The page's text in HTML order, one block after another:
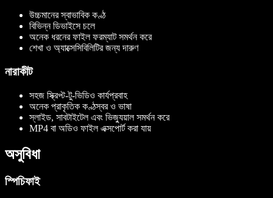
উচ্চমানের স্বাভাবিক কণ্ঠ
বিভিন্ন ডিভাইসে চলে
অনেক ধরনের ফাইল ফরম্যাট সমর্থন করে
শেখা ও অ্যাক্সেসিবিলিটির জন্য দারুণ
নারাকীট
সহজ স্ক্রিপ্ট-টু-ভিডিও কার্যপ্রবাহ
অনেক প্রাকৃতিক কণ্ঠস্বর ও ভাষা
স্লাইড, সাবটাইটেল এবং ভিজ্যুয়াল সমর্থন করে
MP4 বা অডিও ফাইল এক্সপোর্ট করা যায়
অসুবিধা
স্পিচিফাই